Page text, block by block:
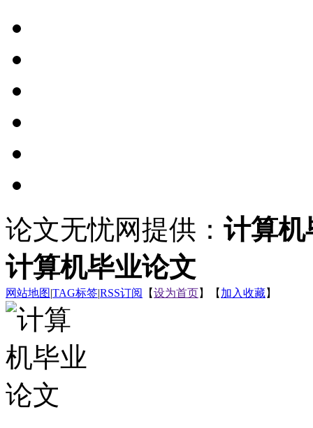
论文无忧网提供： 计算机
计算机毕业论文
网站地图|TAG标签|RSS订阅 【设为首页】【 加入收藏】